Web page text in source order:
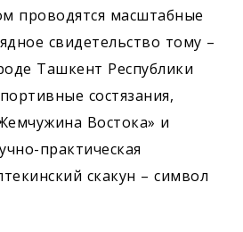
проводятся масштабные
свидетельство тому –
Ташкент Республики
состязания,
Востока» и
практическая
скакун – символ